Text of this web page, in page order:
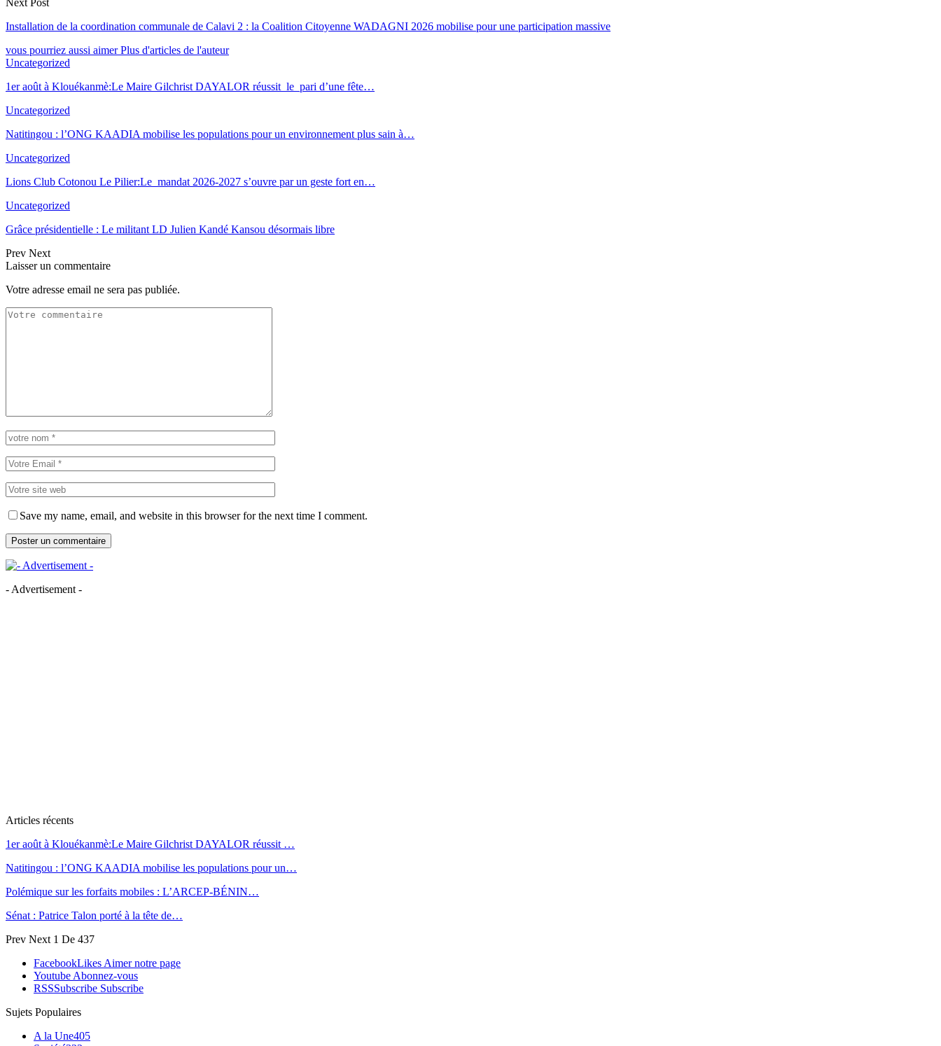
Installation de la coordination communale de Calavi 2 : la Coalition Citoyenne WADAGNI 2026 mobilise pour une participation massive
vous pourriez aussi aimer Plus d'articles de l'auteur
Uncategorized
1er août à Klouékanmè:Le Maire Gilchrist DAYALOR réussit le pari d’une fête…
Uncategorized
Natitingou : l’ONG KAADIA mobilise les populations pour un environnement plus sain à…
Uncategorized
Lions Club Cotonou Le Pilier:Le mandat 2026-2027 s’ouvre par un geste fort en…
Uncategorized
Grâce présidentielle : Le militant LD Julien Kandé Kansou désormais libre
Prev Next
Laisser un commentaire
Votre adresse email ne sera pas publiée.
Save my name, email, and website in this browser for the next time I comment.
- Advertisement -
Articles récents
1er août à Klouékanmè:Le Maire Gilchrist DAYALOR réussit …
Natitingou : l’ONG KAADIA mobilise les populations pour un…
Polémique sur les forfaits mobiles : L’ARCEP-BÉNIN…
Sénat : Patrice Talon porté à la tête de…
Prev Next 1 De 437
FacebookLikes Aimer notre page
Youtube Abonnez-vous
RSSSubscribe Subscribe
Sujets Populaires
A la Une405